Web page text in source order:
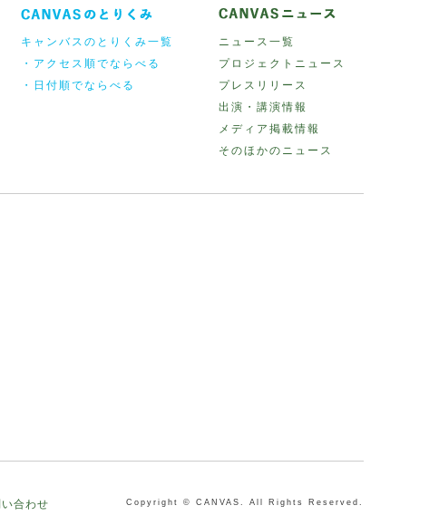
キャンバスのとりくみ一覧
・アクセス順でならべる
・日付順でならべる
ニュース一覧
プロジェクトニュース
プレスリリース
出演・講演情報
メディア掲載情報
そのほかのニュース
合わせ Copyright © CANVAS. All Rights Reserved.